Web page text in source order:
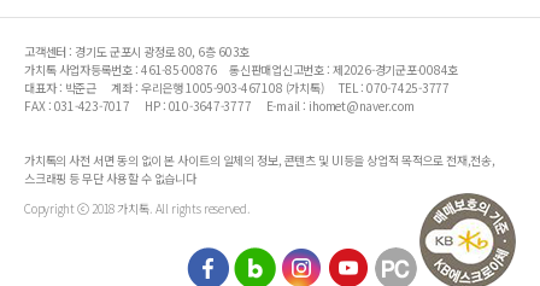
고객센터 : 경기도 군포시 광정로 80, 6층 603호
가치톡 사업자등록번호 : 461-85-00876
통신판매업신고번호 : 제2026-경기군포-0084호
대표자 : 박준근
계좌 : 우리은행 1005-903-467108 (가치톡)
TEL : 070-7425-3777
FAX : 031-423-7017
HP : 010-3647-3777 E-mail : ihomet@naver.com
가치톡의 사전 서면 동의 없이 본 사이트의 일체의 정보, 콘텐츠 및 UI등을 상업적 목적으로 전재,전송,
스크래핑 등 무단 사용할 수 없습니다
Copyright ⓒ 2018 가치톡. All rights reserved.